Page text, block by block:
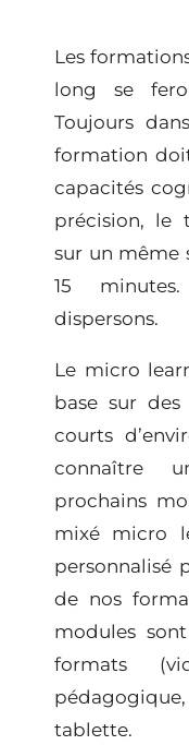
Les
long se
Toujours
formation
capacités
précision, le
sur un même
15
dispersons.
Le micro
base sur des
courts
connaître
prochains
mixé micro
personnalisé
de nos
modules
formats
tablette.